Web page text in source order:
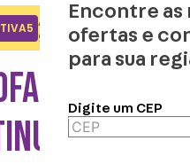
Encontre
ofertas e
para sua
Digite um CEP
Adicione o cupom no
ganhe desconto na 1a
40X40
– ONE